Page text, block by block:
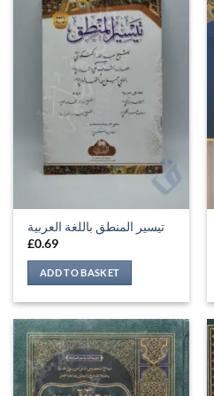
تيسير المنطق باللغة العربية
£0.69
ADD TO BASKET